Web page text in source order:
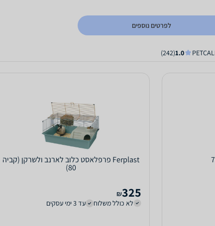
לפרטים נוספים
1.0
(242)
Ferplast פרפלאסט כלוב לארנב ולשרקן (קביה
80)
325
₪
לא כולל משלוח
עד 3 ימי עסקים